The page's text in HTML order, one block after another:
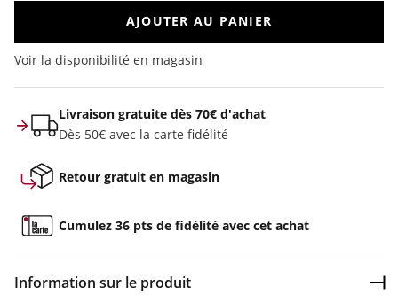
AJOUTER AU PANIER
Voir la disponibilité en magasin
Livraison gratuite dès 70€ d'achat
Dès 50€ avec la carte fidélité
Retour gratuit en magasin
Cumulez 36 pts de fidélité avec cet achat
Information sur le produit